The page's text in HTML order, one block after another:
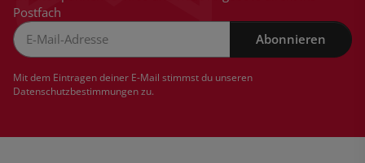
Postfach
Abonnieren
Mit dem Eintragen deiner E-Mail stimmst du unseren
Datenschutzbestimmungenzu.